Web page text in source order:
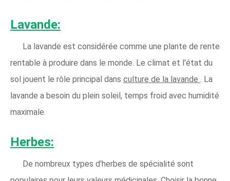
Lavande:
La lavande est considérée comme une plante de rente
rentable à produire dans le monde. Le climat et l'état du
sol jouent le rôle principal dans culture de la lavande
. La
lavande a besoin du plein soleil, temps froid avec humidité
maximale.
Herbes:
De nombreux types d'herbes de spécialité sont